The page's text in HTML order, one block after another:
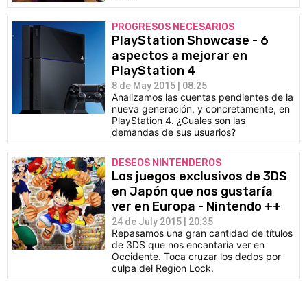
PROGRESOS NECESARIOS
PlayStation Showcase - 6
aspectos a mejorar en
PlayStation 4
8 de May 2015 | 08:25
Analizamos las cuentas pendientes de la
nueva generación, y concretamente, en
PlayStation 4. ¿Cuáles son las
demandas de sus usuarios?
DESEOS NINTENDEROS
Los juegos exclusivos de 3DS
en Japón que nos gustaría
ver en Europa - Nintendo ++
24 de July 2015 | 20:35
Repasamos una gran cantidad de títulos
de 3DS que nos encantaría ver en
Occidente. Toca cruzar los dedos por
culpa del Region Lock.